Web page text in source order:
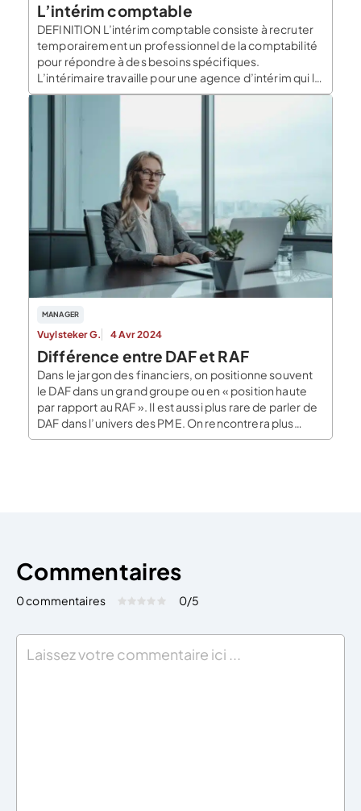
L’intérim comptable
DEFINITION L’intérim comptable consiste à recruter
temporairement un professionnel de la comptabilité
pour répondre à des besoins spécifiques.
L’intérimaire travaille pour une agence d’intérim qui le
met à disposition des entreprises demandeuses.
MANAGER
Vuylsteker G. 4 Avr 2024
Différence entre DAF et RAF
Dans le jargon des financiers, on positionne souvent
le DAF dans un grand groupe ou en « position haute
par rapport au RAF ». Il est aussi plus rare de parler de
DAF dans l’univers des PME. On rencontrera plus
souvent le terme de RAF, dont la mission est donc
Commentaires
0 commentaires Évaluez cet article:
0/5